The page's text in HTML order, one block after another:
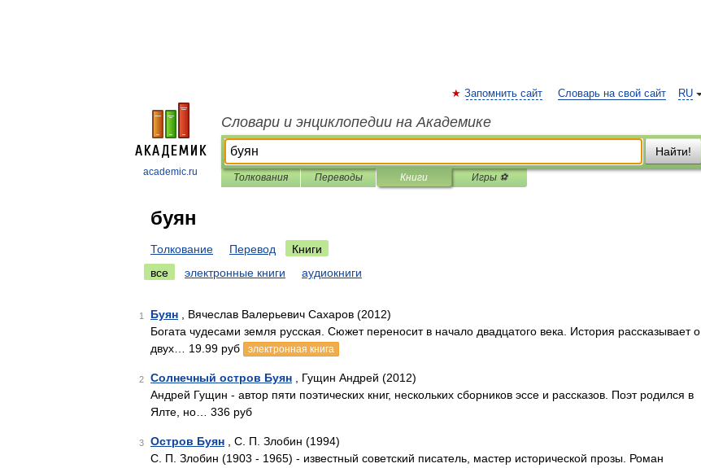
academic.ru
RU
Запомнить сайт Словарь на свой сайт
Словари и энциклопедии на Академике
Найти!
Толкования Переводы Книги Игры ⚽
буян
Толкование Перевод
Книги
все
электронные книги аудиокниги
1 Буян , Вячеслав Валерьевич Сахаров (2012)
Богата чудесами земля русская. Сюжет переносит в начало двадцатого века. История рассказывает о
двух… 19.99 руб
электронная книга
2 Солнечный остров Буян , Гущин Андрей (2012)
Андрей Гущин - автор пяти поэтических книг, нескольких сборников эссе и рассказов. Поэт родился в
Ялте, но… 336 руб
3 Остров Буян , С. П. Злобин (1994)
С. П. Злобин (1903 - 1965) - известный советский писатель, мастер исторической прозы. Роман